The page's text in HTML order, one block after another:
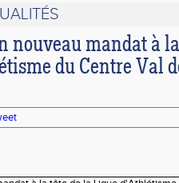
nouveau mandat à la
du Centre Val